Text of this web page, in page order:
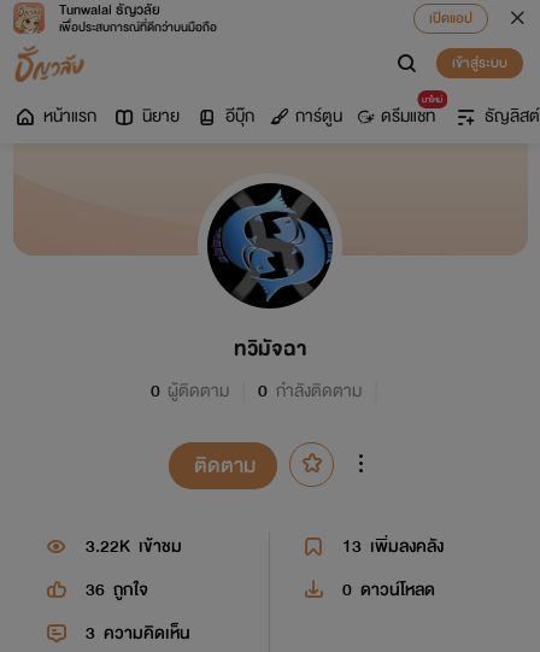
Tunwalai ธัญวลัย
เพื่อประสบการณ์ที่ดีกว่าบนมือถือ
เปิดแอป
เข้าสู่ระบบ
หน้าแรก นิยาย อีบุ๊ก การ์ตูน
มาใหม่
ดรีมแชท ธัญลิสต์
ทวิมัจฉา
0 ผู้ติดตาม 0 กำลังติดตาม
ติดตาม
3.22K เข้าชม 13 เพิ่มลงคลัง
36 ถูกใจ 0 ดาวน์โหลด
3 ความคิดเห็น